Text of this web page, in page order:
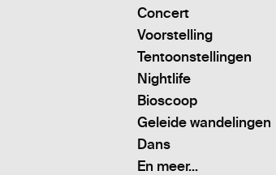
Concert
Voorstelling
Tentoonstellingen
Nightlife
Bioscoop
Geleide wandelingen
Dans
En meer...